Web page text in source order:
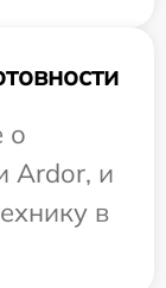
о
Ardor, и
в